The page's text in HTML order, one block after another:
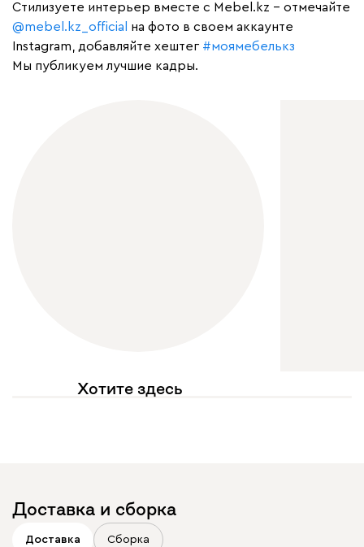
Cтилизуете интерьер вместе с Mebel.kz – отмечайте
@mebel.kz_official
на фото в своем аккаунте
Instagram, добавляйте хештег #моямебелькз
Мы публикуем лучшие кадры.
Хотите здесь
Доставка и сборка
Доставка Сборка